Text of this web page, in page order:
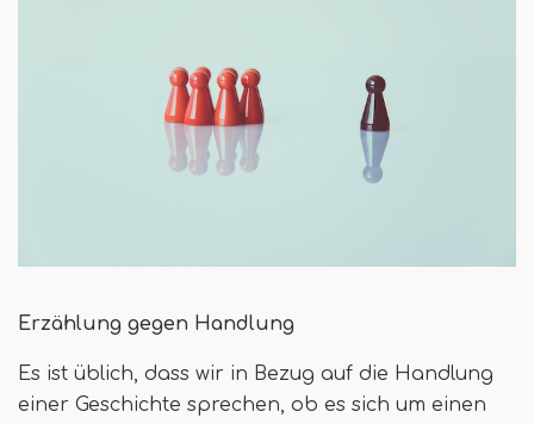
Erzählung gegen Handlung
Es ist üblich, dass wir in Bezug auf die Handlung
einer Geschichte sprechen, ob es sich um einen